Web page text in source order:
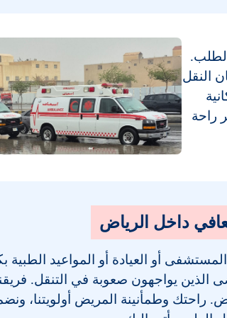
النقل
راحة
داخل الرياض
أو العيادة أو المواعيد الطبية
الذين يواجهون صعوبة في التنقل.
وطمأنينة المريض أولويتنا،